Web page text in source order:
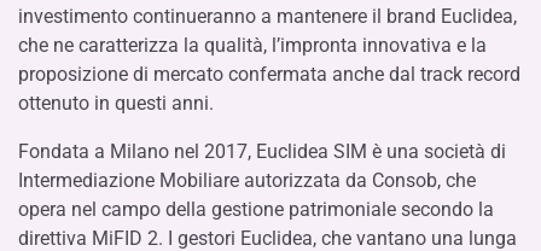
investimento continueranno a mantenere il brand Euclidea,
che ne caratterizza la qualità, l’impronta innovativa e la
proposizione di mercato confermata anche dal track record
ottenuto in questi anni.
Fondata a Milano nel 2017, Euclidea SIM è una società di
Intermediazione Mobiliare autorizzata da Consob, che
opera nel campo della gestione patrimoniale secondo la
direttiva MiFID 2. I gestori Euclidea, che vantano una lunga